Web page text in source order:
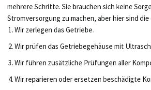
mehrere Schritte. Sie brauchen sich keine
Stromversorgung zu machen, aber hier sind
Wir zerlegen das Getriebe.
Wir prüfen das Getriebegehäuse mit
Wir führen zusätzliche Prüfungen aller
Wir reparieren oder ersetzen beschädigte